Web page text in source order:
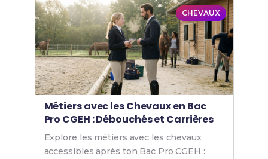
CHEVAUX
Métiers avec les Chevaux en Bac
Pro CGEH : Débouchés et Carrières
Explore les métiers avec les chevaux
accessibles après ton Bac Pro CGEH :